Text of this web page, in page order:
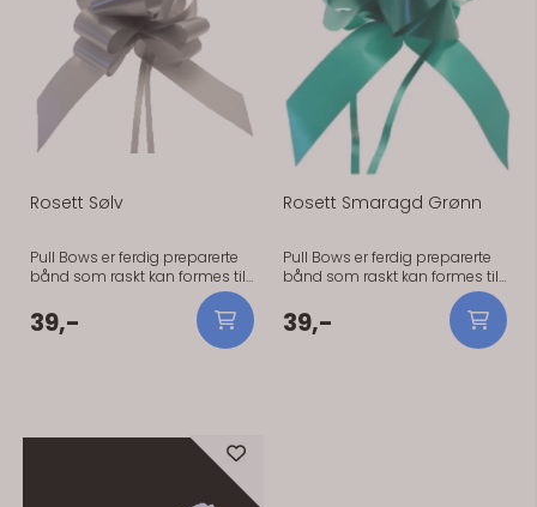
Rosett Sølv
Pull Bows er ferdig preparerte
bånd som raskt kan formes til
en flott rosett/sløyfe. En rosett
blir ca 25 cm i diameter.Pris er
per rosett. Pull Bows er ferdig
preparerte bånd som raskt kan
39,-
Rosett Smaragd Grønn
Pull Bows er ferdig preparerte
bånd som raskt kan formes til
en flott rosett/sløyfe. En rosett
blir ca 25 cm i diameter.Pris er
per rosett. Pull Bows er ferdig
preparerte bånd som raskt kan
39,-
Ikke på lager